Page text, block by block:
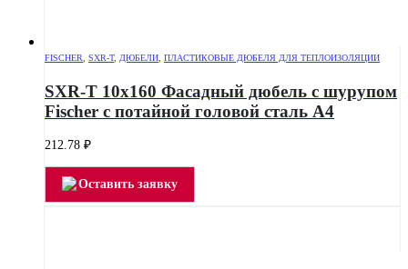
FISCHER SXR-T, ДЮБЕЛИ ПЛАСТИКОВЫЕ ДЮБЕЛЯ ДЛЯ ТЕПЛОИЗОЛЯЦИИ
SXR-T 10х160 Фасадный дюбель с шурупом
Fischer с потайной головой сталь А4
212.78 ₽
Оставить заявку